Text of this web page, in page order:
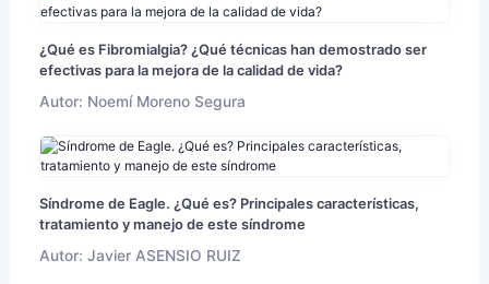
¿Qué es Fibromialgia? ¿Qué técnicas han demostrado ser
efectivas para la mejora de la calidad de vida?
Autor: Noemí Moreno Segura
Síndrome de Eagle. ¿Qué es? Principales características,
tratamiento y manejo de este síndrome
Autor: Javier ASENSIO RUIZ